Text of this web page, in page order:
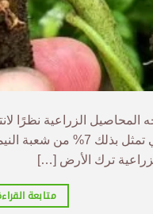
المحاصيل الزراعية
ترك الأرض […]
متابعة